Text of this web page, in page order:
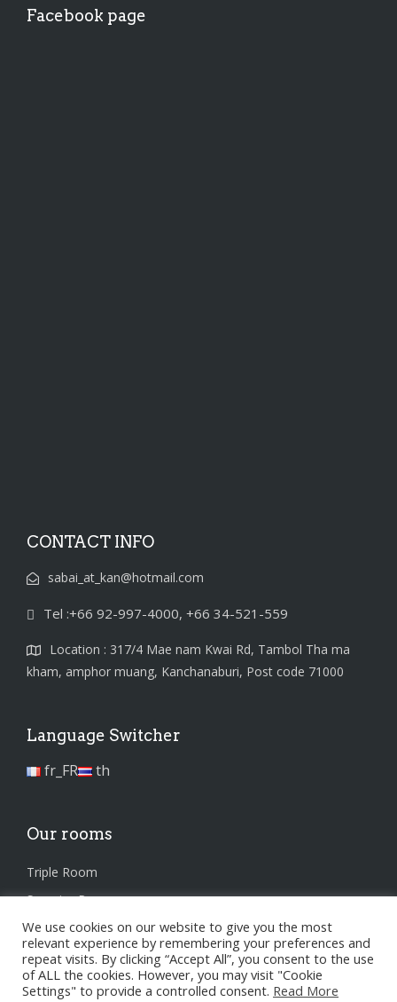
Facebook page
CONTACT INFO
sabai_at_kan@hotmail.com
Tel :+66 92-997-4000, +66 34-521-559
Location : 317/4 Mae nam Kwai Rd, Tambol Tha ma
kham, amphor muang, Kanchanaburi, Post code 71000
Language Switcher
fr_FR th
Our rooms
Triple Room
Superior Room
Standard Room
Privacy Policy
We use cookies on our website to give you the most
relevant experience by remembering your preferences and
repeat visits. By clicking “Accept All”, you consent to the use
of ALL the cookies. However, you may visit "Cookie
Settings" to provide a controlled consent. Read More